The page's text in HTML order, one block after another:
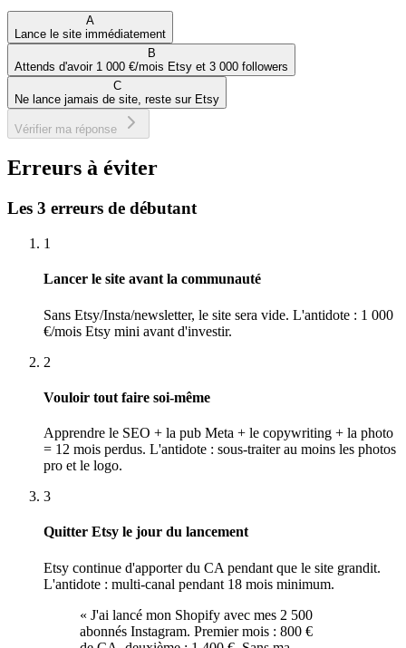
A
Lance le site immédiatement
B
Attends d'avoir 1 000 €/mois Etsy et 3 000 followers
C
Ne lance jamais de site, reste sur Etsy
Vérifier ma réponse
Erreurs à éviter
Les 3 erreurs de débutant
1
Lancer le site avant la communauté
Sans Etsy/Insta/newsletter, le site sera vide. L'antidote : 1 000
€/mois Etsy mini avant d'investir.
2
Vouloir tout faire soi-même
Apprendre le SEO + la pub Meta + le copywriting + la photo
= 12 mois perdus. L'antidote : sous-traiter au moins les photos
pro et le logo.
3
Quitter Etsy le jour du lancement
Etsy continue d'apporter du CA pendant que le site grandit.
L'antidote : multi-canal pendant 18 mois minimum.
« J'ai lancé mon Shopify avec mes 2 500
abonnés Instagram. Premier mois : 800 €